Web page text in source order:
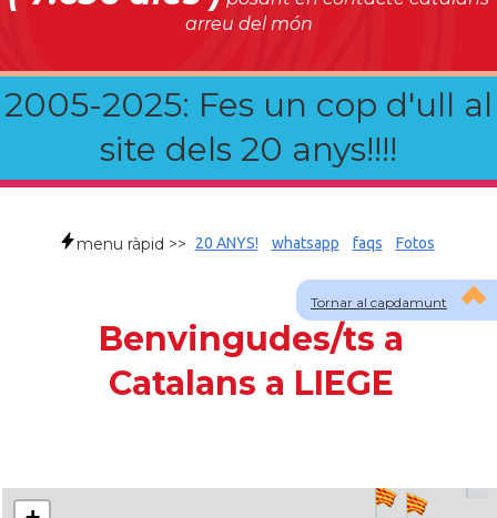
arreu del món
2005-2025: Fes un cop d'ull al
site dels 20 anys!!!!
Tornar al capdamunt
menu ràpid >> 20 ANYS! whatsapp faqs Fotos
Benvingudes/ts a
Catalans a LIEGE